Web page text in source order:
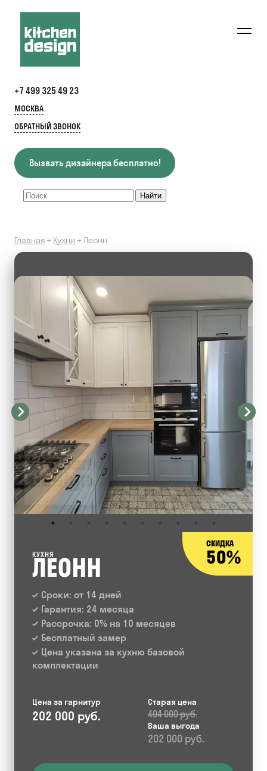
+7 499 325 49 23
МОСКВА
ОБРАТНЫЙ ЗВОНОК
Вызвать дизайнера бесплатно!
Главная→ Кухни → Леонн
СКИДКА
50%
КУХНЯ
ЛЕОНН
Сроки: от 14 дней
Гарантия: 24 месяца
Рассрочка: 0% на 10 месяцев
Бесплатный замер
Цена указана за кухню базовой
комплектации
Цена за гарнитур
202 000 руб.
Старая цена
404 000 руб.
Ваша выгода
202 000 руб.